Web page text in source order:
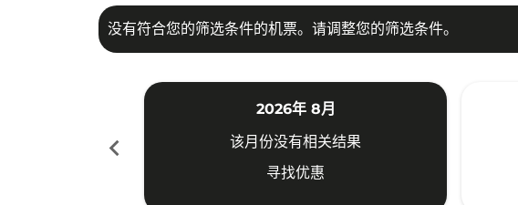
没有符合您的筛选条件的机票。请调整您的筛选条件。
chevron_left
2026年 8月
该月份没有相关结果
寻找优惠